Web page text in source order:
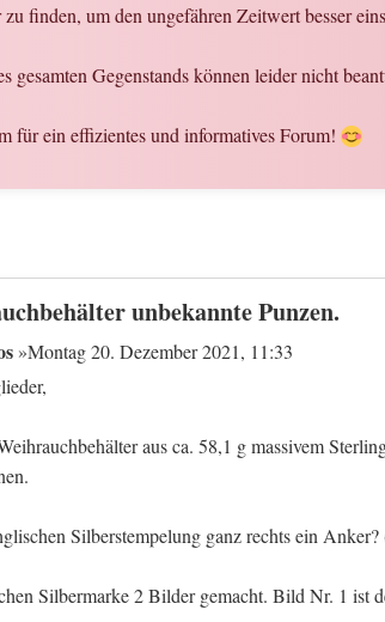
finden, um den ungefähren Zeitwert besser
gesamten Gegenstands können leider nicht
für ein effizientes und informatives Forum!
unbekannte Punzen.
»Montag 20. Dezember 2021, 11:33
aus ca. 58,1 g massivem
Silberstempelung ganz rechts ein
Silbermarke 2 Bilder gemacht. Bild Nr. 1 ist